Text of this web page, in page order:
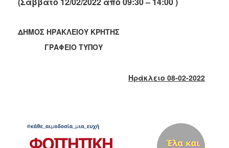
2022
2020
2019
2013
2012
ΔΗΜΟΣ ΗΡΑΚΛΕΙΟΥ ΚΡΗΤΗΣ
ΓΡΑΦΕΙΟ ΤΥΠΟΥ
Ηράκλειο 08-02-2022